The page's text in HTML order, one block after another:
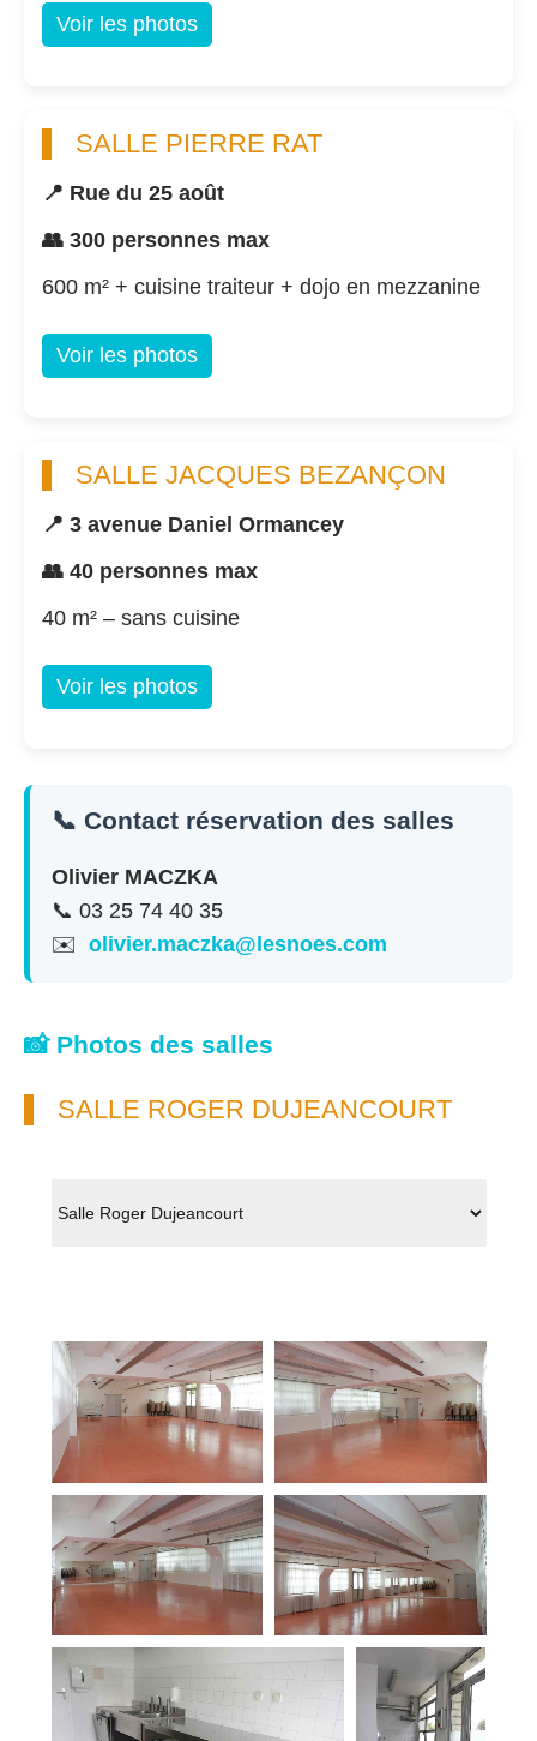
Voir les photos
SALLE PIERRE RAT
📍 Rue du 25 août
👥 300 personnes max
600 m² + cuisine traiteur + dojo en mezzanine
Voir les photos
SALLE JACQUES BEZANÇON
📍 3 avenue Daniel Ormancey
👥 40 personnes max
40 m² – sans cuisine
Voir les photos
📞 Contact réservation des salles
Olivier MACZKA
📞 03 25 74 40 35
✉️ olivier.maczka@lesnoes.com
📸 Photos des salles
SALLE ROGER DUJEANCOURT